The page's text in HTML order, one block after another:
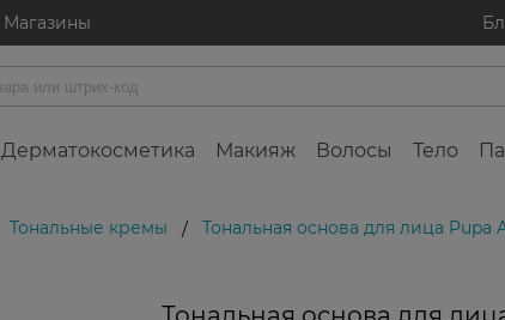
Магазины
Дерматокосметика Макияж Волосы Тело
Тональные кремы / Тональная основа для лица Pupa